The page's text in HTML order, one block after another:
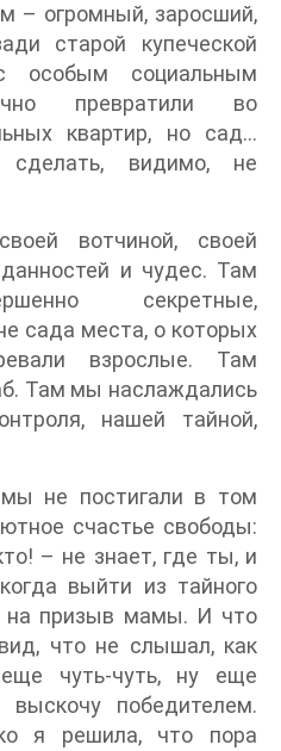
– огромный, заросший,
старой купеческой
особым социальным
превратили во
квартир, но сад…
видимо, не
вотчиной, своей
и чудес. Там
секретные,
сада места, о которых
взрослые. Там
Там мы наслаждались
нашей тайной,
не постигали в том
счастье свободы:
– не знает, где ты, и
выйти из тайного
на призыв мамы. И что
что не слышал, как
чуть-чуть, ну еще
победителем.
я решила, что пора